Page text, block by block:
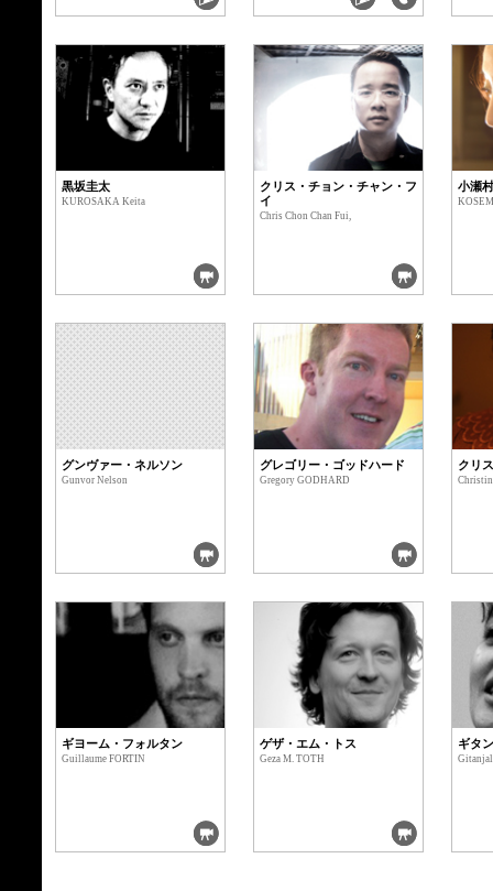
黒坂圭太
KUROSAKA Keita
クリス・チョン・チャン・フ
イ
Chris Chon Chan Fui,
小瀬
グンヴァー・ネルソン
Gunvor Nelson
グレゴリー・ゴッドハード
Gregory GODHARD
クリ
ギヨーム・フォルタン
Guillaume FORTIN
ゲザ・エム・トス
Geza M. TOTH
ギタ